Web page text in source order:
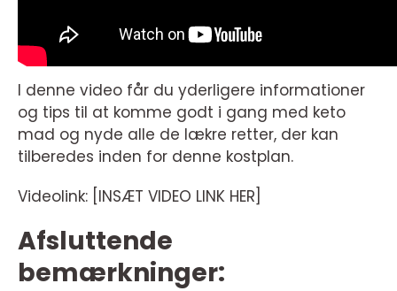
I denne video får du yderligere informationer
og tips til at komme godt i gang med keto
mad og nyde alle de lækre retter, der kan
tilberedes inden for denne kostplan.
Videolink: [INSÆT VIDEO LINK HER]
Afsluttende
bemærkninger: